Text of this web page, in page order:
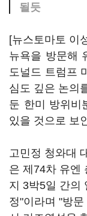
될듯
[뉴스토마토 이
뉴욕을 방문해
도널드 트럼프
심도 깊은 논의
둔 한미 방위비
있을 것으로 보
고민정 청와대
은 제74차 유엔
지 3박5일 간의
정"이라며 "방